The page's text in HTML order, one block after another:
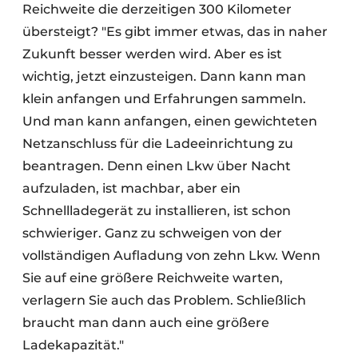
Reichweite die derzeitigen 300 Kilometer
übersteigt? "Es gibt immer etwas, das in naher
Zukunft besser werden wird. Aber es ist
wichtig, jetzt einzusteigen. Dann kann man
klein anfangen und Erfahrungen sammeln.
Und man kann anfangen, einen gewichteten
Netzanschluss für die Ladeeinrichtung zu
beantragen. Denn einen Lkw über Nacht
aufzuladen, ist machbar, aber ein
Schnellladegerät zu installieren, ist schon
schwieriger. Ganz zu schweigen von der
vollständigen Aufladung von zehn Lkw. Wenn
Sie auf eine größere Reichweite warten,
verlagern Sie auch das Problem. Schließlich
braucht man dann auch eine größere
Ladekapazität."